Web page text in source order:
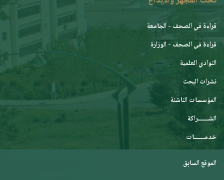
قراءة في الصحف - الجامعة
قراءة في الصحف - الوزارة
النوادي العلمية
نشرات البحث
المؤسسات الناشئة
الشـــــــراكة
خدمـــــــات
الموقع السابق